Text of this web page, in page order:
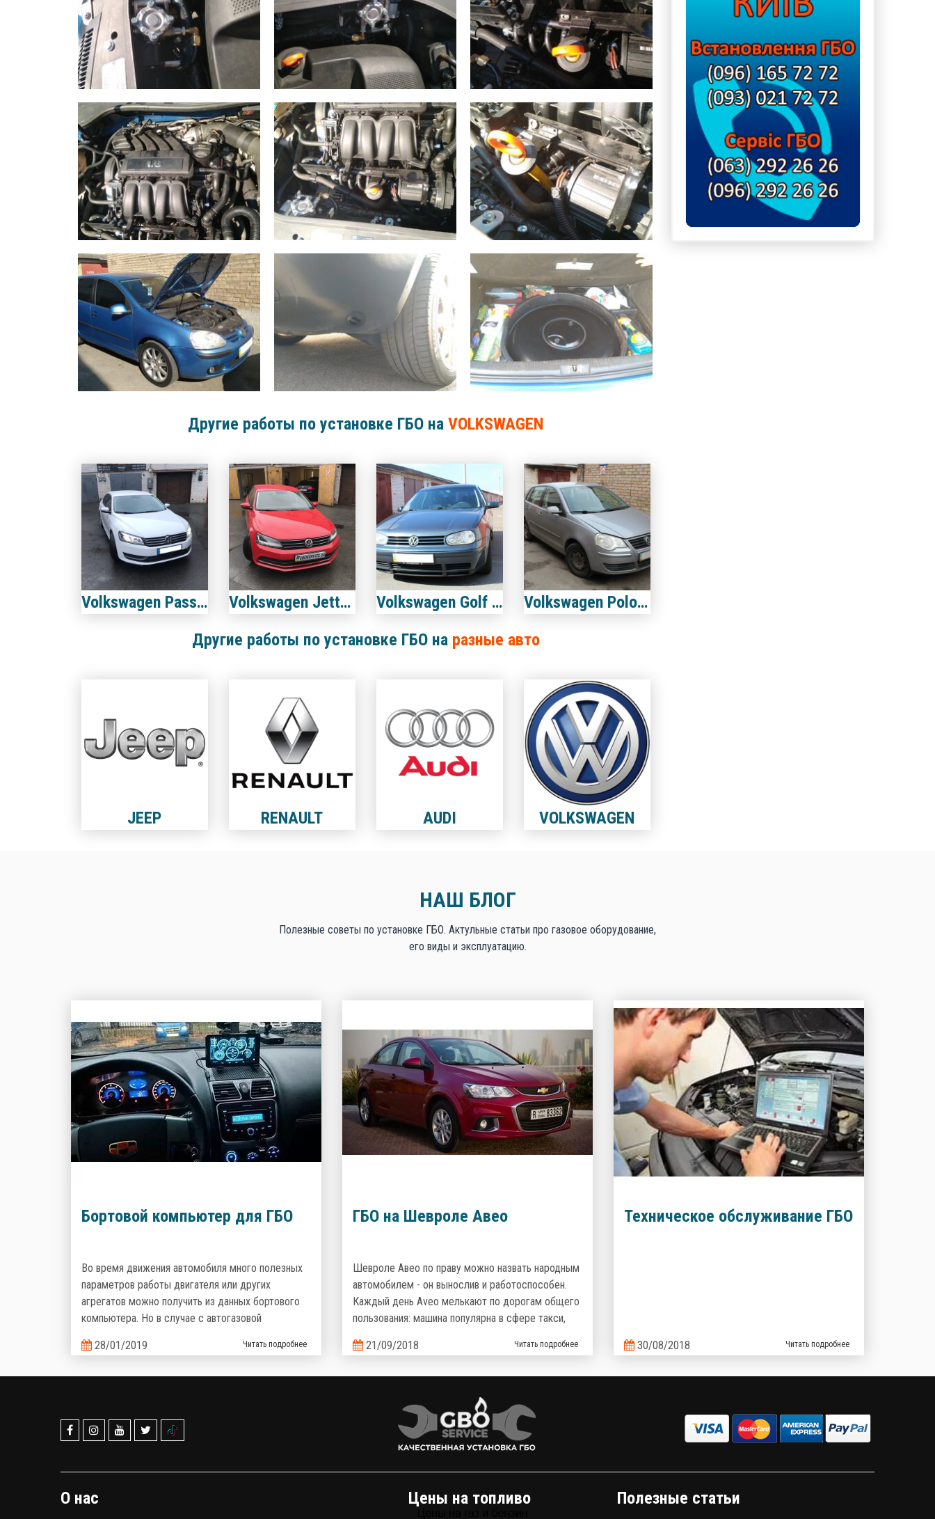
Другие работы по установке ГБО наVOLKSWAGEN
Volkswagen Passat B7 2.5 Volkswagen Jetta 2.0 USA Volkswagen Golf 4 V5 2.3
Volkswagen Polo 1.4
Другие работы по установке ГБО на разные авто
JEEP RENAULT AUDI VOLKSWAGEN
НАШ БЛОГ
Полезные советы по установке ГБО. Актульные статьи про газовое оборудование,
его виды и эксплуатацию.
Бортовой компьютер для ГБО
Во время движения автомобиля много полезных
параметров работы двигателя или других
агрегатов можно получить из данных бортового
компьютера. Но в случае с автогазовой
информацию о работе автогазовой системы.
28/01/2019 Читать подробнее
ГБО на Шевроле Авео
Шевроле Авео по праву можно назвать народным
автомобилем - он вынослив и работоспособен.
Каждый день Aveo мелькают по дорогам общего
пользования: машина популярна в сфере такси,
семейный надежный и неприхотливый
комплект газобаллонного оборудования, которое
сэкономит кучу денег на топливе!
21/09/2018 Читать подробнее
Техническое обслуживание ГБО
30/08/2018 Читать подробнее
О нас Цены на топливо Полезные статьи